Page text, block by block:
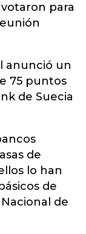
para
anunció un
75 puntos
de Suecia
de
lo han
de
de